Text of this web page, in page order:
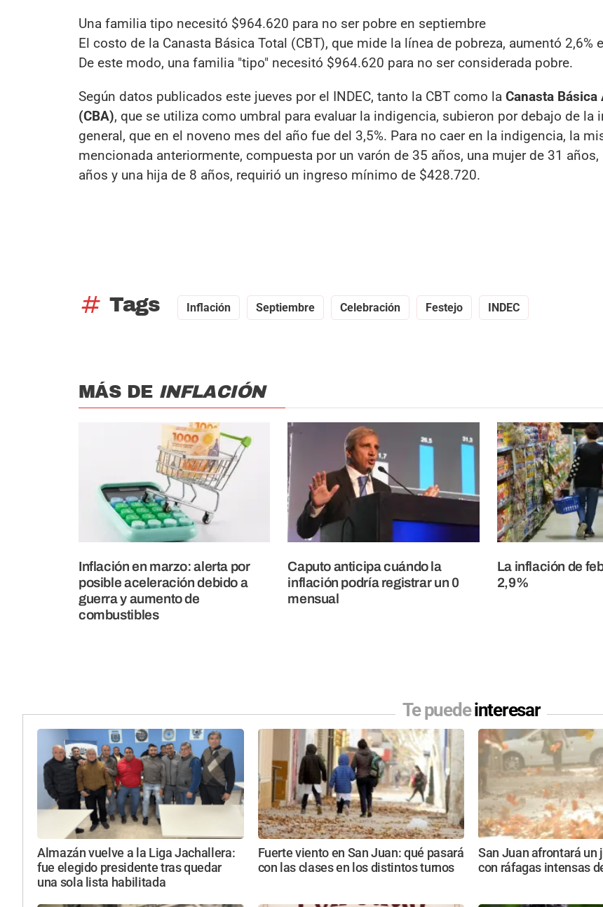
Una familia tipo necesitó $964.620 para no ser pobre en septiembre
El costo de la Canasta Básica Total (CBT), que mide la línea de pobreza, aumentó 2,6%
De este modo, una familia "tipo" necesitó $964.620 para no ser considerada pobre.
Según datos publicados este jueves por el INDEC, tanto la CBT como la Canasta
(CBA), que se utiliza como umbral para evaluar la indigencia, subieron por debajo de la
general, que en el noveno mes del año fue del 3,5%. Para no caer en la indigencia, la
mencionada anteriormente, compuesta por un varón de 35 años, una mujer de 31 años,
años y una hija de 8 años, requirió un ingreso mínimo de $428.720.
tag Tags Inflación Septiembre Celebración Festejo INDEC
MÁS DE INFLACIÓN
Inflación en marzo: alerta por
posible aceleración debido a
guerra y aumento de
combustibles
Caputo anticipa cuándo la
inflación podría registrar un 0
mensual
La inflación de
2,9%
Te puedeinteresar
Almazán vuelve a la Liga Jachallera:
fue elegido presidente tras quedar
una sola lista habilitada
Fuerte viento en San Juan: qué pasará
con las clases en los distintos turnos
San Juan afrontará un
con ráfagas intensas